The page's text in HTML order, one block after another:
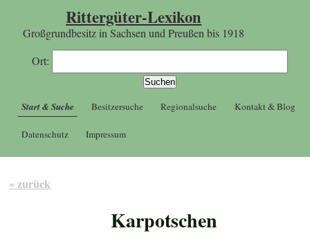
Rittergüter-Lexikon
Großgrundbesitz in Sachsen und Preußen bis 1918
Ort:
Start & Suche Besitzersuche Regionalsuche Kontakt & Blog
Datenschutz Impressum
« zurück
Karpotschen